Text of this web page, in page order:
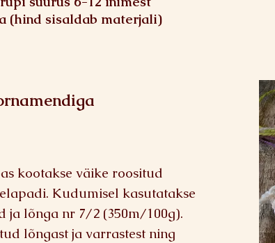
(hind sisaldab materjali)
kootakse väike roositud
Kudumisel kasutatakse
ja lõnga nr 7/2 (350m/100g).
lõngast ja varrastest ning